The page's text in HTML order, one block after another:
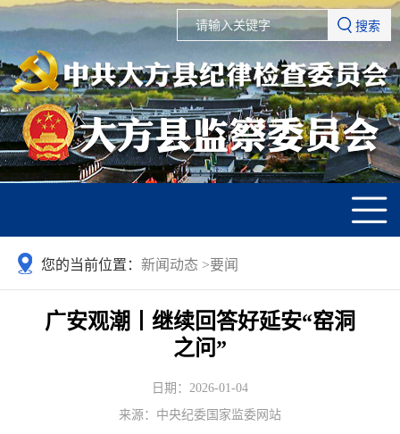
搜索
您的当前位置： 新闻动态 >要闻
广安观潮丨继续回答好延安“窑洞
之问”
日期：2026-01-04
来源：中央纪委国家监委网站